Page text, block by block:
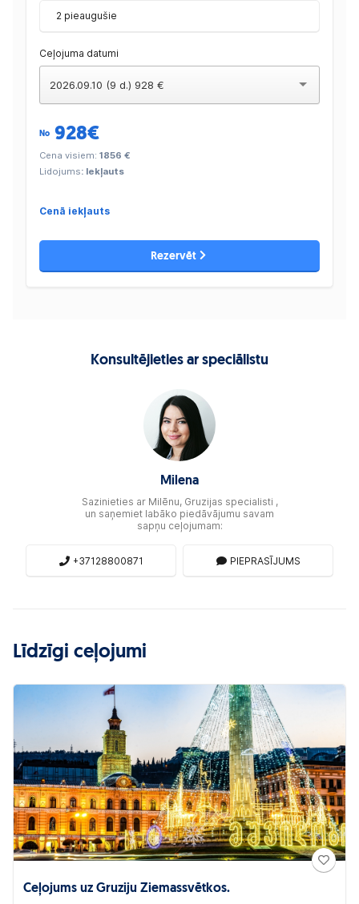
2 pieaugušie
Ceļojuma datumi
2026.09.10 (9 d.) 928 €
No 928€
Cena visiem: 1856 €
Lidojums: Iekļauts
Cenā iekļauts
Rezervēt
Konsultējieties ar speciālistu
Milena
Sazinieties ar Milēnu, Gruzijas specialisti ,
un saņemiet labāko piedāvājumu savam
sapņu ceļojumam:
+37128800871 PIEPRASĪJUMS
Līdzīgi ceļojumi
Ceļojums uz Gruziju Ziemassvētkos.